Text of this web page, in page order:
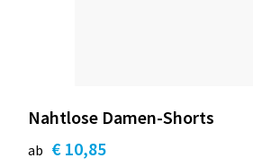
Nahtlose Damen-Shorts
ab € 10,85